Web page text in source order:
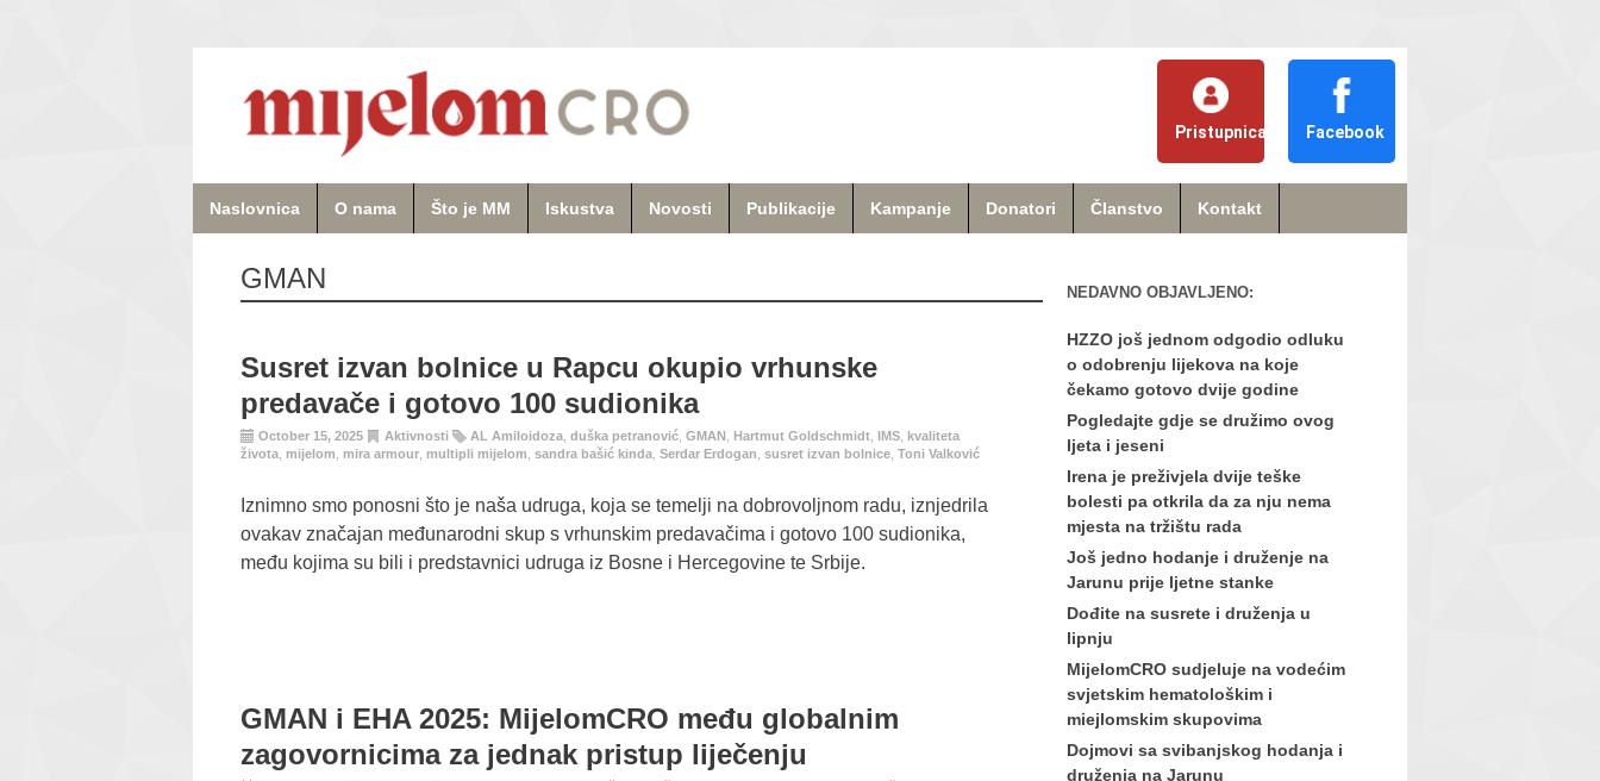
Pristupnica Facebook
Naslovnica O nama Što je MM Iskustva Novosti Publikacije Kampanje Donatori Članstvo Kontakt
GMAN
Susret izvan bolnice u Rapcu okupio vrhunske
predavače i gotovo 100 sudionika
October 15, 2025 Aktivnosti AL Amiloidoza duška petranović GMAN Hartmut Goldschmidt IMS
kvaliteta
života mijelom mira armour multipli mijelom sandra bašić kinda Serdar Erdogan susret izvan bolnice Toni Valković
Iznimno smo ponosni što je naša udruga, koja se temelji na dobrovoljnom radu, iznjedrila
ovakav značajan međunarodni skup s vrhunskim predavačima i gotovo 100 sudionika,
među kojima su bili i predstavnici udruga iz Bosne i Hercegovine te Srbije.
GMAN i EHA 2025: MijelomCRO među globalnim
zagovornicima za jednak pristup liječenju
NEDAVNO OBJAVLJENO:
HZZO još jednom odgodio odluku
o odobrenju lijekova na koje
čekamo gotovo dvije godine
Pogledajte gdje se družimo ovog
ljeta i jeseni
Irena je preživjela dvije teške
bolesti pa otkrila da za nju nema
mjesta na tržištu rada
Još jedno hodanje i druženje na
Jarunu prije ljetne stanke
Dođite na susrete i druženja u
lipnju
MijelomCRO sudjeluje na vodećim
svjetskim hematološkim i
miejlomskim skupovima
Dojmovi sa svibanjskog hodanja i
druženja na Jarunu